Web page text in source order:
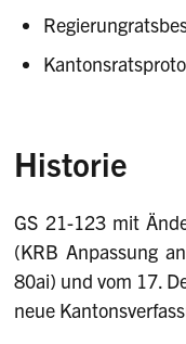
Historie
GS 21-123 mit
(KRB Anpassung
80ai) und vom 17.
neue